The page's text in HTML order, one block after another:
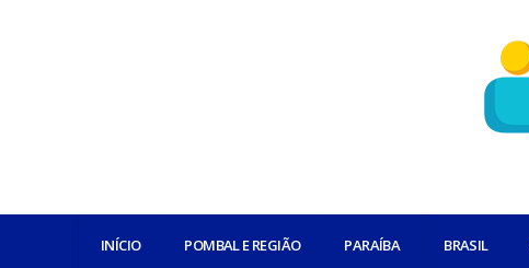
INÍCIO POMBAL E REGIÃO PARAÍBA BRASIL